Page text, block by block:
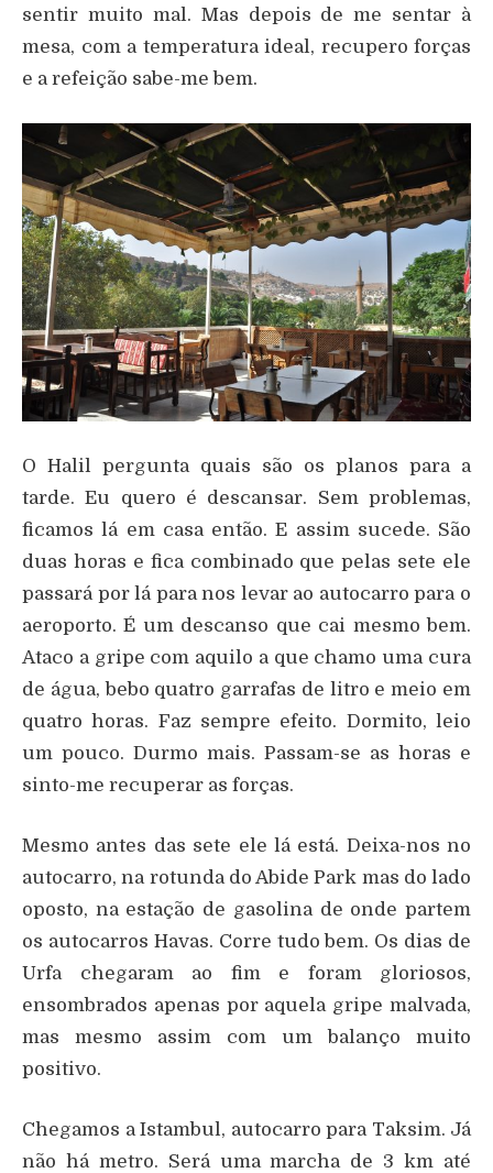
sentir muito mal. Mas depois de me sentar à
mesa, com a temperatura ideal, recupero forças
e a refeição sabe-me bem.
O Halil pergunta quais são os planos para a
tarde. Eu quero é descansar. Sem problemas,
ficamos lá em casa então. E assim sucede. São
duas horas e fica combinado que pelas sete ele
passará por lá para nos levar ao autocarro para o
aeroporto. É um descanso que cai mesmo bem.
Ataco a gripe com aquilo a que chamo uma cura
de água, bebo quatro garrafas de litro e meio em
quatro horas. Faz sempre efeito. Dormito, leio
um pouco. Durmo mais. Passam-se as horas e
sinto-me recuperar as forças.
Mesmo antes das sete ele lá está. Deixa-nos no
autocarro, na rotunda do Abide Park mas do lado
oposto, na estação de gasolina de onde partem
os autocarros Havas. Corre tudo bem. Os dias de
Urfa chegaram ao fim e foram gloriosos,
ensombrados apenas por aquela gripe malvada,
mas mesmo assim com um balanço muito
positivo.
Chegamos a Istambul, autocarro para Taksim. Já
não há metro. Será uma marcha de 3 km até